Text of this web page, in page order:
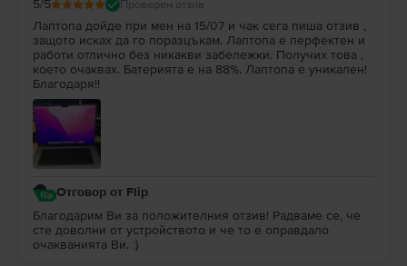
5/5 Проверен отзив
Лаптопа дойде при мен на 15/07 и чак сега пиша отзив ,
защото исках да го поразцъкам. Лаптопа е перфектен и
работи отлично без никакви забележки. Получих това ,
което очаквах. Батерията е на 88%. Лаптопа е уникален!
Благодаря!!
Отговор от Flip
Благодарим Ви за положителния отзив! Радваме се, че
сте доволни от устройството и че то е оправдало
очакванията Ви. :)